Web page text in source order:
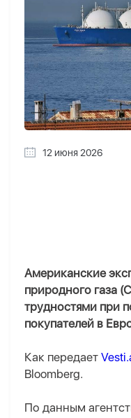
12 июня 2026
Американские
природного газа
трудностями при
покупателей в
Как передает
Bloomberg.
По данным